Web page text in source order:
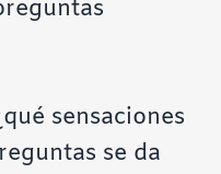
sensaciones
se da